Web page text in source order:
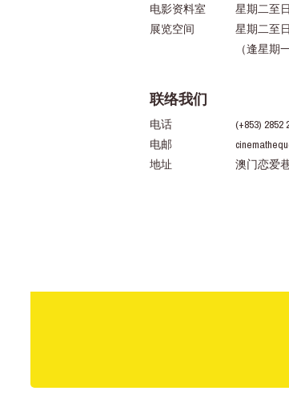
电影资料室
星期二至
展览空间
星期二至
（逢星期
联络我们
电话
(+853) 2852
电邮
地址
澳门恋爱